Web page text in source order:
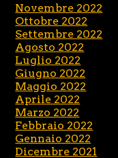
Novembre 2022
Ottobre 2022
Settembre 2022
Agosto 2022
Luglio 2022
Giugno 2022
Maggio 2022
Aprile 2022
Marzo 2022
Febbraio 2022
Gennaio 2022
Dicembre 2021